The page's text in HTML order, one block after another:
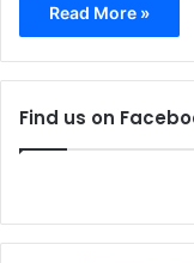
Read More »
Find us on